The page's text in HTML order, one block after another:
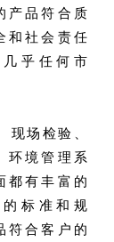
产品符合质
和社会责任
乎任何市
现场检验、
环境管理系
都有丰富的
标准和规
符合客户的